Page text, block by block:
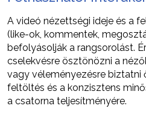
A videó nézettségi ideje és a
(like-ok, kommentek,
befolyásolják a rangsorolást.
cselekvésre ösztönözni a
vagy véleményezésre biztatni
feltöltés és a konzisztens
a csatorna teljesítményére.